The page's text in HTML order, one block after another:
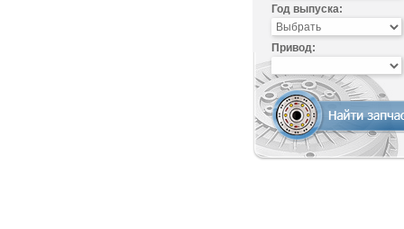
Год выпуска:
Привод: